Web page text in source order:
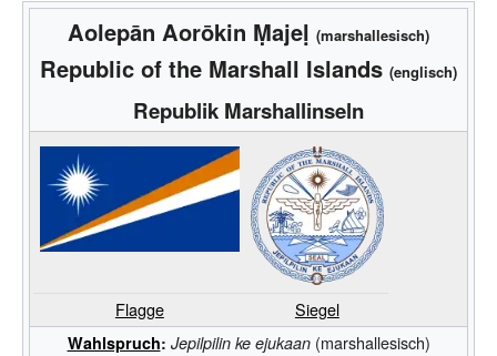
Aolepān Aorōkin Ṃajeḷ (marshallesisch)
Republic of the Marshall Islands (englisch)
Republik Marshallinseln
Flagge Siegel
Wahlspruch: Jepilpilin ke ejukaan(marshallesisch)